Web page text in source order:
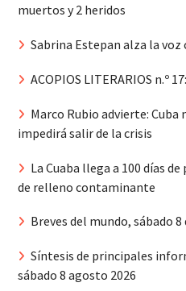
muertos y 2 heridos
Sabrina Estepan alza la
ACOPIOS LITERARIOS n.º
Marco Rubio advierte: Cuba
impedirá salir de la crisis
La Cuaba llega a 100 días
de relleno contaminante
Breves del mundo, sábado
Síntesis de principales
sábado 8 agosto 2026